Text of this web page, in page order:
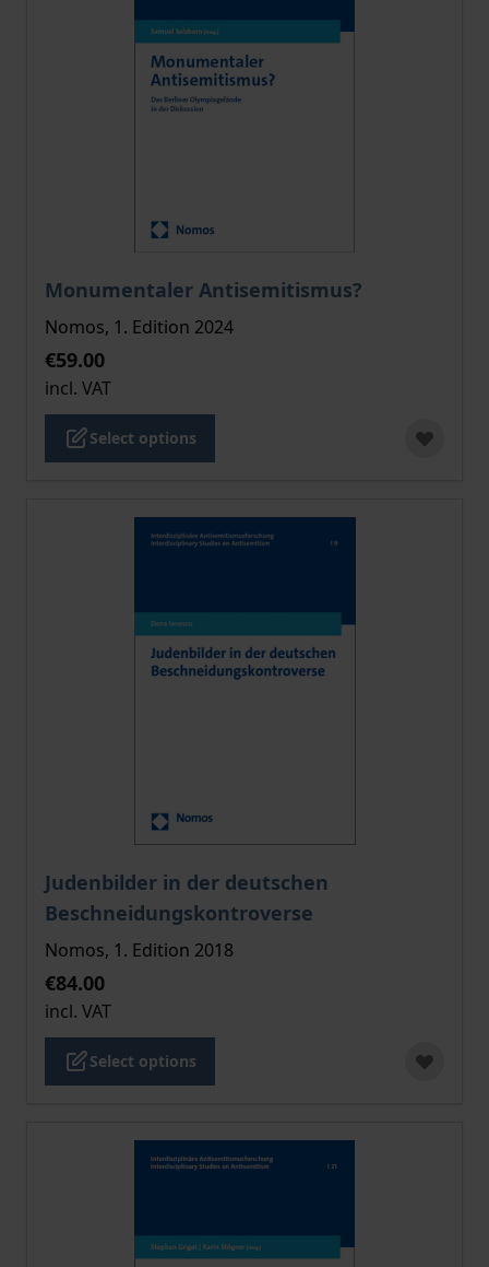
Monumentaler Antisemitismus?
The price depends on the options chosen on the
Nomos, 1. Edition 2024
€59.00
incl. VAT
Select options
Judenbilder in der deutschen
Beschneidungskontroverse
The price depends on the options chosen on the
Nomos, 1. Edition 2018
€84.00
incl. VAT
Select options